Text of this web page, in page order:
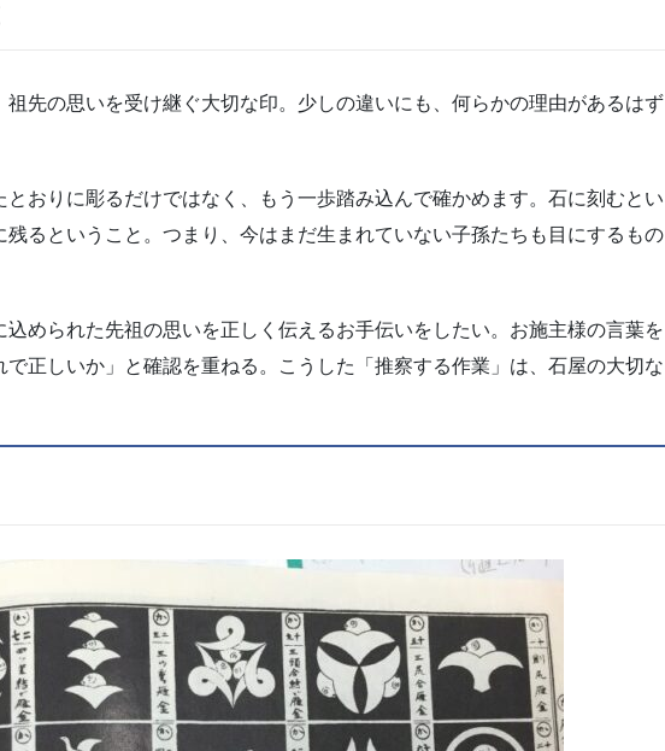
先の思いを受け継ぐ大切な印。少しの違いにも、何らかの理由があるはず
おりに彫るだけではなく、もう一歩踏み込んで確かめます。石に刻むとい
残るということ。つまり、今はまだ生まれていない子孫たちも目にするもの
められた先祖の思いを正しく伝えるお手伝いをしたい。お施主様の言葉を
正しいか」と確認を重ねる。こうした「推察する作業」は、石屋の大切な